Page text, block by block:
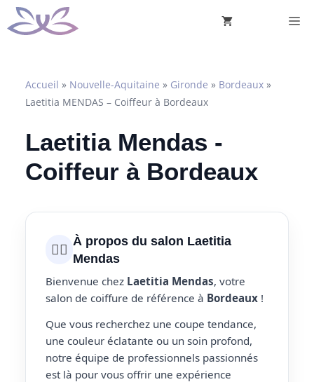
Aller
au
Accueil » Nouvelle-Aquitaine » Gironde » Bordeaux »
Laetitia MENDAS – Coiffeur à Bordeaux
Laetitia Mendas -
Coiffeur à Bordeaux
💇‍♀️ À propos du salon Laetitia
Mendas
Bienvenue chez Laetitia Mendas, votre
salon de coiffure de référence à Bordeaux !
Que vous recherchez une coupe tendance,
une couleur éclatante ou un soin profond,
notre équipe de professionnels passionnés
est là pour vous offrir une expérience